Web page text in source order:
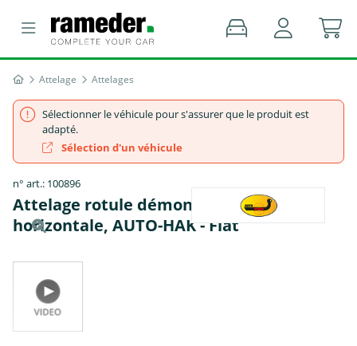
Attelage Attelages
Sélectionner le véhicule pour s'assurer que le produit est
adapté.
Sélection d'un véhicule
n° art.: 100896
Attelage rotule démontable sans outil
horizontale, AUTO-HAK - Fiat